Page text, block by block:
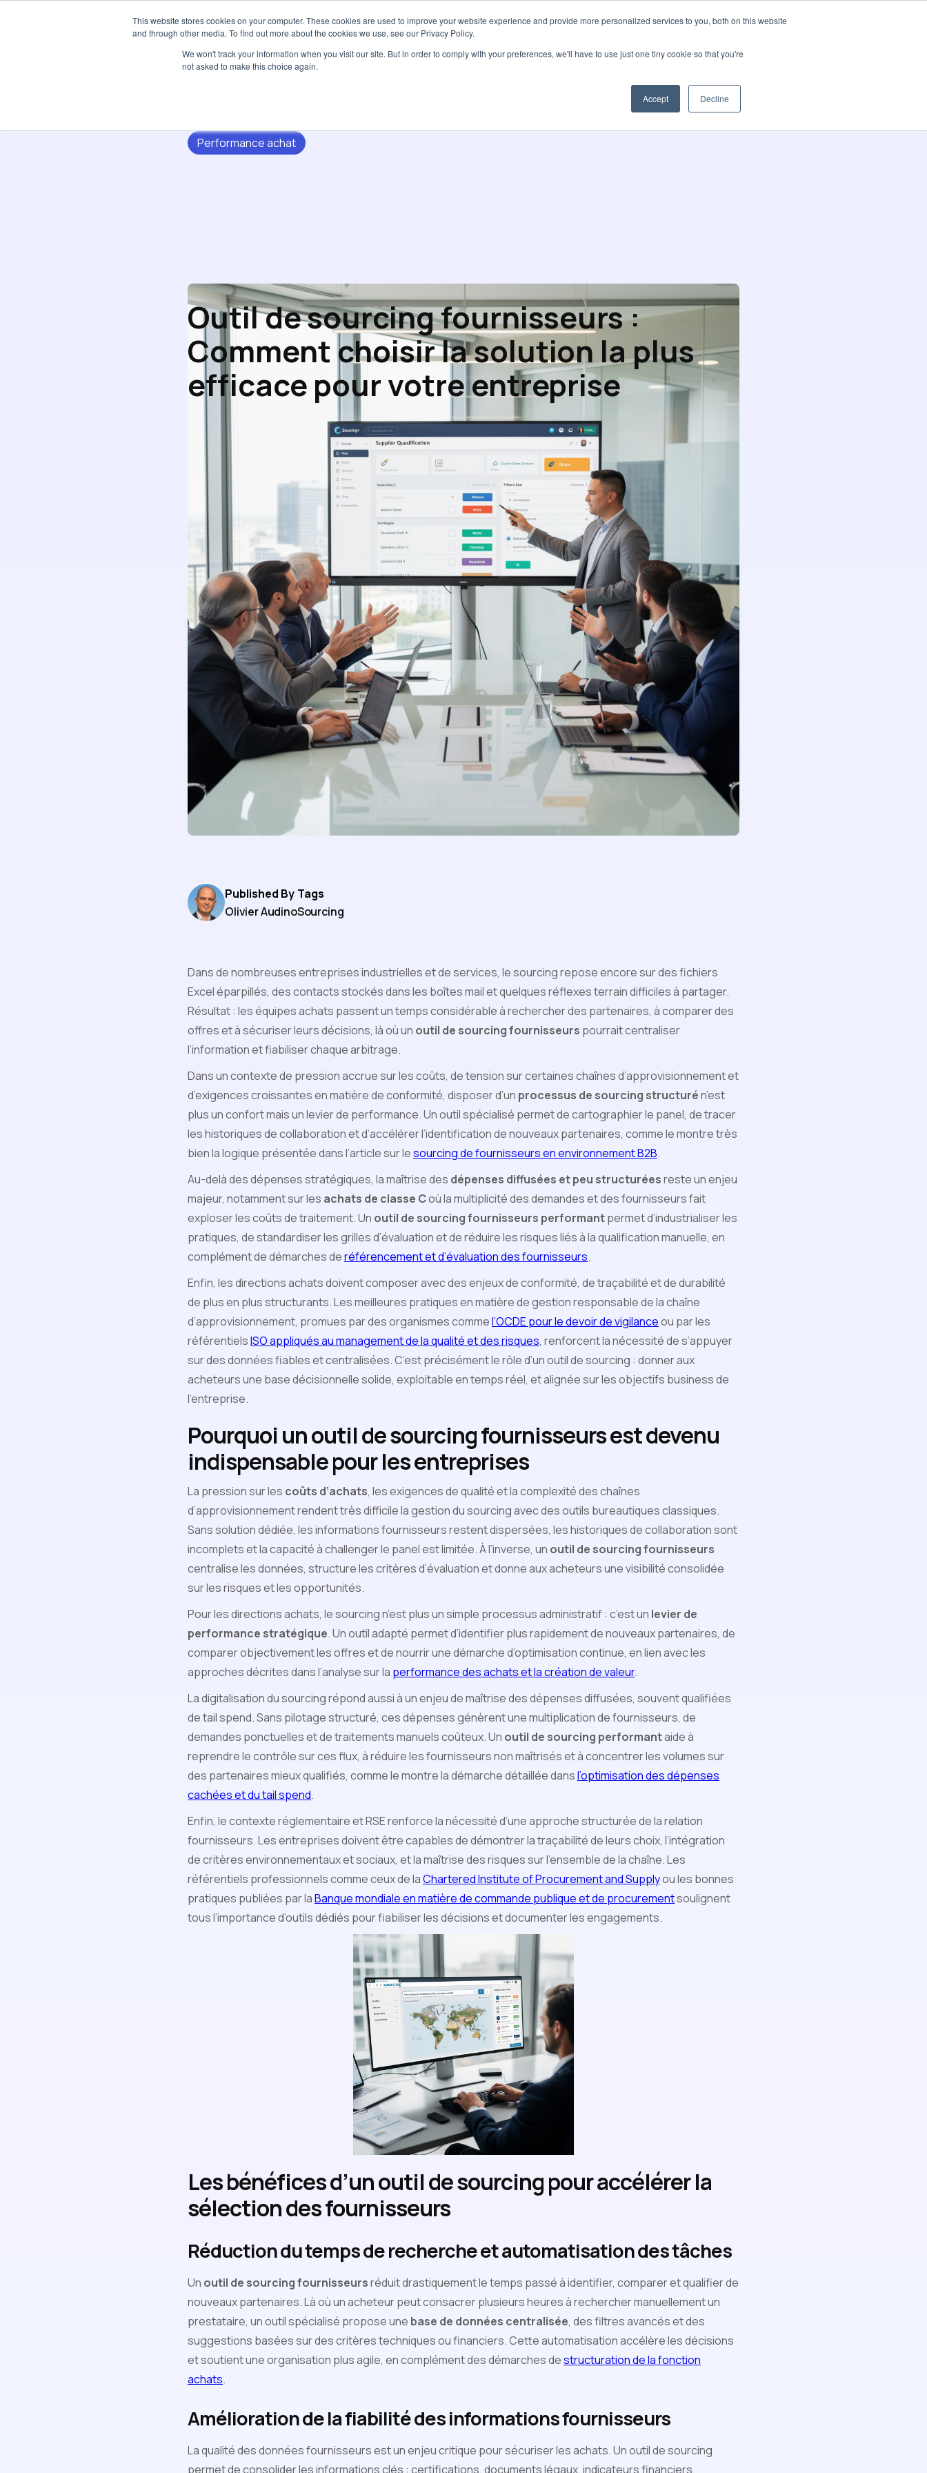
This website stores cookies on your computer. These cookies are used to improve your website experience and provide more personalized services to you, both on this website
and through other media. To find out more about the cookies we use, see our Privacy Policy.
We won't track your information when you visit our site. But in order to comply with your preferences, we'll have to use just one tiny cookie so that you're
not asked to make this choice again.
Accept Decline
Services Tarifs Ressources À propos Blog Language
Performance achat
Outil de sourcing fournisseurs :
Comment choisir la solution la plus
efficace pour votre entreprise
Published By
Olivier Audino
Tags
Sourcing
Dans de nombreuses entreprises industrielles et de services, le sourcing repose encore sur des fichiers
Excel éparpillés, des contacts stockés dans les boîtes mail et quelques réflexes terrain difficiles à partager.
Résultat : les équipes achats passent un temps considérable à rechercher des partenaires, à comparer des
offres et à sécuriser leurs décisions, là où un outil de sourcing fournisseurs pourrait centraliser
l’information et fiabiliser chaque arbitrage.
Dans un contexte de pression accrue sur les coûts, de tension sur certaines chaînes d’approvisionnement et
d’exigences croissantes en matière de conformité, disposer d’un processus de sourcing structurén’est
plus un confort mais un levier de performance. Un outil spécialisé permet de cartographier le panel, de tracer
les historiques de collaboration et d’accélérer l’identification de nouveaux partenaires, comme le montre très
bien la logique présentée dans l’article sur lesourcing de fournisseurs en environnement B2B.
Au-delà des dépenses stratégiques, la maîtrise des dépenses diffusées et peu structuréesreste un enjeu
majeur, notamment sur les achats de classe Coù la multiplicité des demandes et des fournisseurs fait
exploser les coûts de traitement. Un outil de sourcing fournisseurs performantpermet d’industrialiser les
pratiques, de standardiser les grilles d’évaluation et de réduire les risques liés à la qualification manuelle, en
complément de démarches deréférencement et d’évaluation des fournisseurs.
Enfin, les directions achats doivent composer avec des enjeux de conformité, de traçabilité et de durabilité
de plus en plus structurants. Les meilleures pratiques en matière de gestion responsable de la chaîne
d’approvisionnement, promues par des organismes commel’OCDE pour le devoir de vigilanceou par les
référentielsISO appliqués au management de la qualité et des risques, renforcent la nécessité de s’appuyer
sur des données fiables et centralisées. C’est précisément le rôle d’un outil de sourcing : donner aux
acheteurs une base décisionnelle solide, exploitable en temps réel, et alignée sur les objectifs business de
l’entreprise.
Pourquoi un outil de sourcing fournisseurs est devenu
indispensable pour les entreprises
La pression sur les coûts d’achats, les exigences de qualité et la complexité des chaînes
d’approvisionnement rendent très difficile la gestion du sourcing avec des outils bureautiques classiques.
Sans solution dédiée, les informations fournisseurs restent dispersées, les historiques de collaboration sont
incomplets et la capacité à challenger le panel est limitée. À l’inverse, un outil de sourcing fournisseurs
centralise les données, structure les critères d’évaluation et donne aux acheteurs une visibilité consolidée
sur les risques et les opportunités.
Pour les directions achats, le sourcing n’est plus un simple processus administratif : c’est un levier de
performance stratégique. Un outil adapté permet d’identifier plus rapidement de nouveaux partenaires, de
comparer objectivement les offres et de nourrir une démarche d’optimisation continue, en lien avec les
approches décrites dans l’analyse sur la performance des achats et la création de valeur.
La digitalisation du sourcing répond aussi à un enjeu de maîtrise des dépenses diffusées, souvent qualifiées
de tail spend. Sans pilotage structuré, ces dépenses génèrent une multiplication de fournisseurs, de
demandes ponctuelles et de traitements manuels coûteux. Un outil de sourcing performantaide à
reprendre le contrôle sur ces flux, à réduire les fournisseurs non maîtrisés et à concentrer les volumes sur
des partenaires mieux qualifiés, comme le montre la démarche détaillée dansl’optimisation des dépenses
cachées et du tail spend.
Enfin, le contexte réglementaire et RSE renforce la nécessité d’une approche structurée de la relation
fournisseurs. Les entreprises doivent être capables de démontrer la traçabilité de leurs choix, l’intégration
de critères environnementaux et sociaux, et la maîtrise des risques sur l’ensemble de la chaîne. Les
référentiels professionnels comme ceux de laChartered Institute of Procurement and Supplyou les bonnes
pratiques publiées par laBanque mondiale en matière de commande publique et de procurementsoulignent
tous l’importance d’outils dédiés pour fiabiliser les décisions et documenter les engagements.
Les bénéfices d’un outil de sourcing pour accélérer la
sélection des fournisseurs
Réduction du temps de recherche et automatisation des tâches
Un outil de sourcing fournisseursréduit drastiquement le temps passé à identifier, comparer et qualifier de
nouveaux partenaires. Là où un acheteur peut consacrer plusieurs heures à rechercher manuellement un
prestataire, un outil spécialisé propose une base de données centralisée, des filtres avancés et des
suggestions basées sur des critères techniques ou financiers. Cette automatisation accélère les décisions
et soutient une organisation plus agile, en complément des démarches destructuration de la fonction
achats.
Amélioration de la fiabilité des informations fournisseurs
La qualité des données fournisseurs est un enjeu critique pour sécuriser les achats. Un outil de sourcing
permet de consolider les informations clés : certifications, documents légaux, indicateurs financiers,